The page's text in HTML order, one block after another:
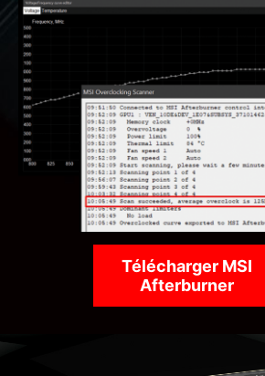
Télécharger MSI
Afterburner